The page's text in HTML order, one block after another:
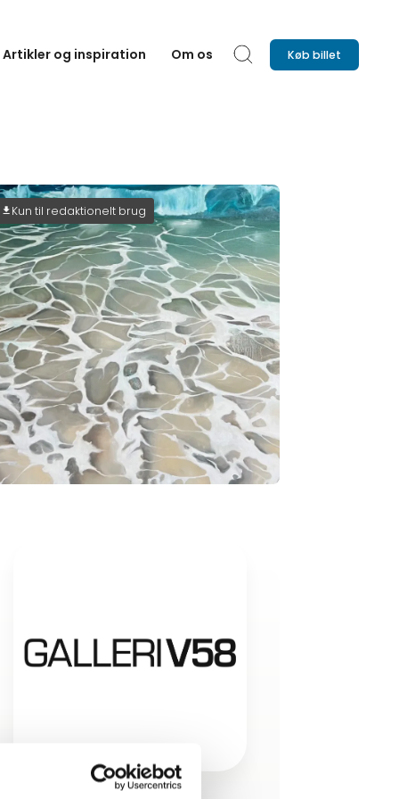
Artikler og inspiration Om os Søg Køb billet
download Kun til redaktionelt brug